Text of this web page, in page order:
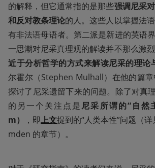
的解释，但它通常指的是那些强调尼采
和反对教条理论的人。这些人以掌握法
有非法语母语者。第二派是新进的英语
一思潮对尼采真理观的解读并不那么激
近于分析哲学的方式来解读尼采的理论
尔霍尔（Stephen Mulhall）在他的篇
探讨了尼采遗留下来的问题。除了对真
的另一个关注点是尼采所谓的“自
m）
，即上文提到的“人类本性”问题（
mden 的章节）。